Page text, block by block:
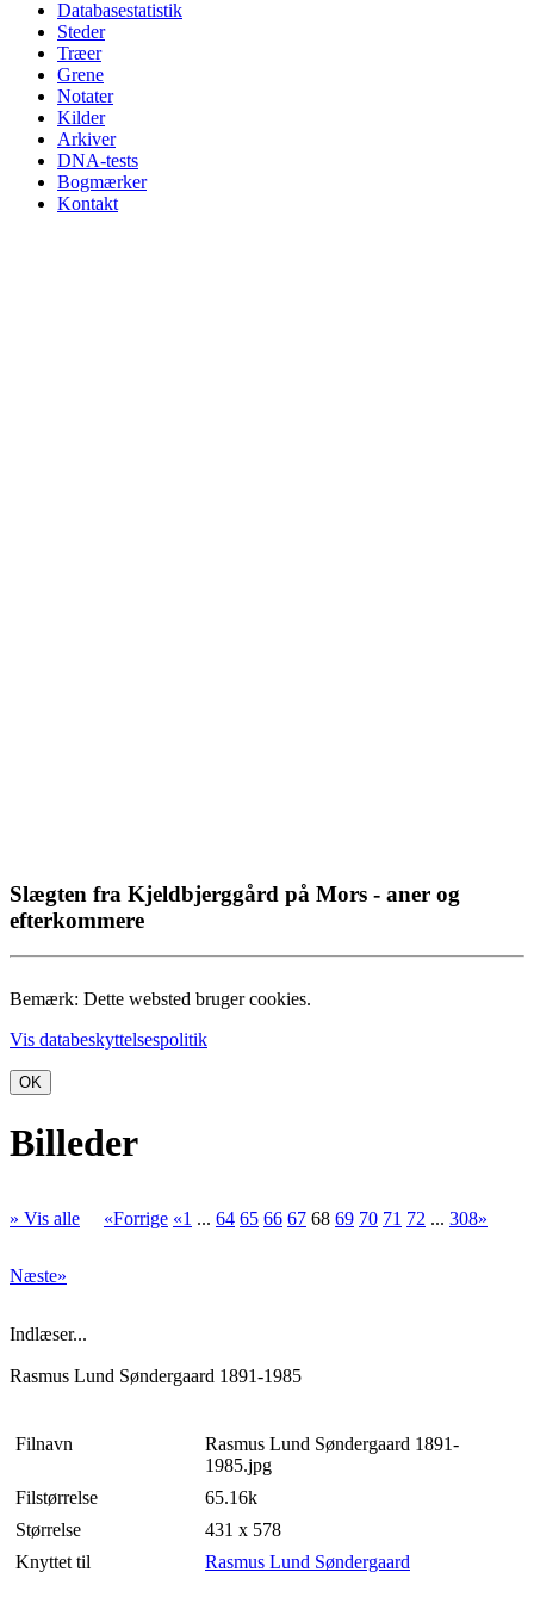
Databasestatistik
Steder
Træer
Grene
Notater
Kilder
Arkiver
DNA-tests
Bogmærker
Kontakt
Slægten fra Kjeldbjerggård på Mors - aner og
efterkommere
Bemærk: Dette websted bruger cookies.
Vis databeskyttelsespolitik
OK
Billeder
» Vis alle «Forrige «1 ... 64 65 66 67 68 69 70 71 72 ... 308»
Næste»
Indlæser...
Rasmus Lund Søndergaard 1891-1985
Filnavn
Rasmus Lund Søndergaard 1891-
1985.jpg
Filstørrelse
65.16k
Størrelse
431 x 578
Knyttet til
Rasmus Lund Søndergaard